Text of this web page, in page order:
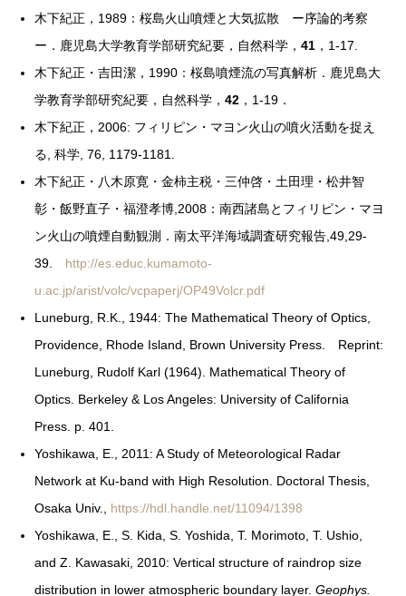
木下紀正，1989：桜島火山噴煙と大気拡散 ー序論的考察
ー．鹿児島大学教育学部研究紀要，自然科学，41 ，1-17.
木下紀正・吉田潔，1990：桜島噴煙流の写真解析．鹿児島大
学教育学部研究紀要，自然科学，42 ，1-19．
木下紀正，2006: フィリピン・マヨン火山の噴火活動を捉え
る, 科学, 76, 1179-1181.
木下紀正・八木原寛・金柿主税・三仲啓・土田理・松井智
彰・飯野直子・福澄孝博,2008：南西諸島とフィリピン・マヨ
ン火山の噴煙自動観測．南太平洋海域調査研究報告,49,29-
39. http://es.educ.kumamoto-
u.ac.jp/arist/volc/vcpaperj/OP49Volcr.pdf
Luneburg, R.K., 1944: The Mathematical Theory of Optics,
Providence, Rhode Island, Brown University Press. Reprint:
Luneburg, Rudolf Karl (1964). Mathematical Theory of
Optics. Berkeley & Los Angeles: University of California
Press. p. 401.
Yoshikawa, E., 2011: A Study of Meteorological Radar
Network at Ku-band with High Resolution. Doctoral Thesis,
Osaka Univ., https://hdl.handle.net/11094/1398
Yoshikawa, E., S. Kida, S. Yoshida, T. Morimoto, T. Ushio,
and Z. Kawasaki, 2010: Vertical structure of raindrop size
distribution in lower atmospheric boundary layer.Geophys.